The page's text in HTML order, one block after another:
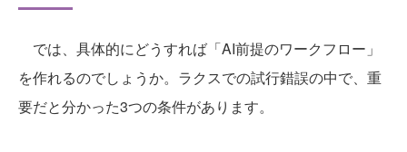
では、具体的にどうすれば「AI前提のワークフロー」
を作れるのでしょうか。ラクスでの試行錯誤の中で、重
要だと分かった3つの条件があります。